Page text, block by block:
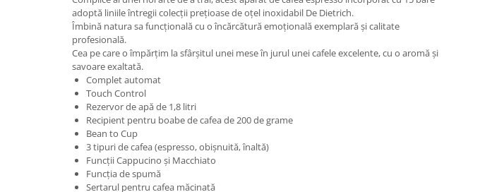
adoptă liniile întregii colecții prețioase de oțel inoxidabil De Dietrich.
Îmbină natura sa funcțională cu o încărcătură emoțională exemplară și calitate
profesională.
Cea pe care o împărțim la sfârșitul unei mese în jurul unei cafele excelente, cu o aromă și
savoare exaltată.
Complet automat
Touch Control
Rezervor de apă de 1,8 litri
Recipient pentru boabe de cafea de 200 de grame
Bean to Cup
3 tipuri de cafea (espresso, obișnuită, înaltă)
Funcții Cappucino și Macchiato
Funcția de spumă
Sertarul pentru cafea măcinată